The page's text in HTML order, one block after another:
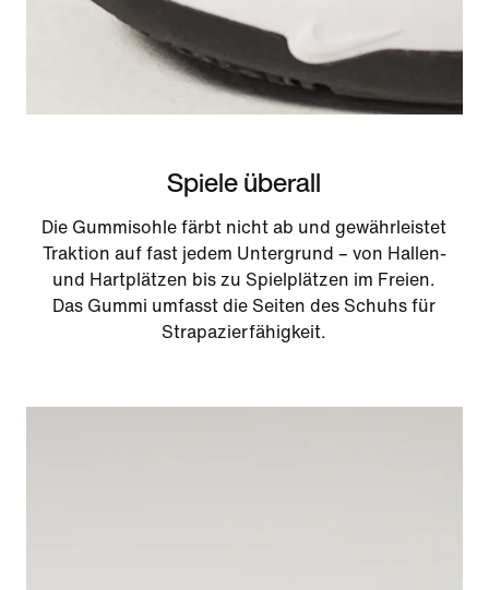
Spiele überall
Die Gummisohle färbt nicht ab und gewährleistet
Traktion auf fast jedem Untergrund – von Hallen-
und Hartplätzen bis zu Spielplätzen im Freien.
Das Gummi umfasst die Seiten des Schuhs für
Strapazierfähigkeit.